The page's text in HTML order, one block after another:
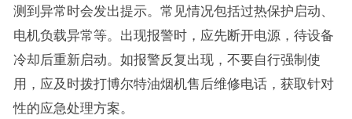
测到异常时会发出提示。常见情况包括过热保护启动、
电机负载异常等。出现报警时，应先断开电源，待设备
冷却后重新启动。如报警反复出现，不要自行强制使
用，应及时拨打博尔特油烟机售后维修电话，获取针对
性的应急处理方案。